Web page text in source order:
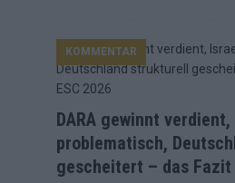
DARA gewinnt
problematisch,
gescheitert – das Fazit
KOMMENTAR